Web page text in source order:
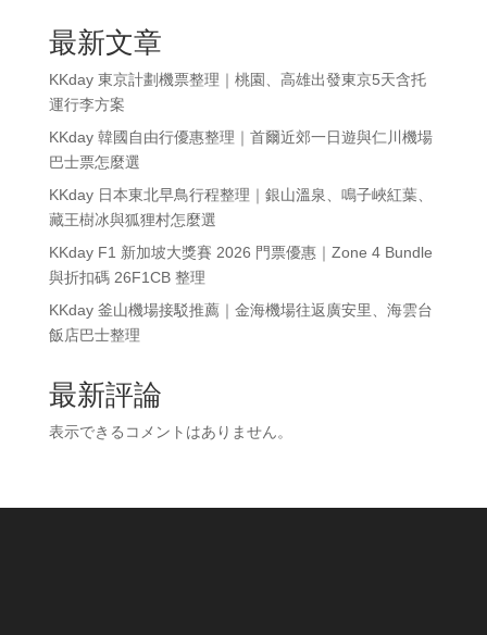
最新文章
KKday 東京計劃機票整理｜桃園、高雄出發東京5天含托
運行李方案
KKday 韓國自由行優惠整理｜首爾近郊一日遊與仁川機場
巴士票怎麼選
KKday 日本東北早鳥行程整理｜銀山溫泉、鳴子峽紅葉、
藏王樹冰與狐狸村怎麼選
KKday F1 新加坡大獎賽 2026 門票優惠｜Zone 4 Bundle
與折扣碼 26F1CB 整理
KKday 釜山機場接駁推薦｜金海機場往返廣安里、海雲台
飯店巴士整理
最新評論
表示できるコメントはありません。